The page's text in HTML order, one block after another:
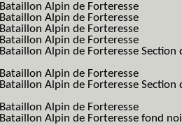
Alpin de Forteresse
Alpin de Forteresse
Alpin de Forteresse
Alpin de Forteresse
Alpin de Forteresse
Alpin de Forteresse
Alpin de Forteresse
Alpin de Forteresse
Alpin de Forteresse fond